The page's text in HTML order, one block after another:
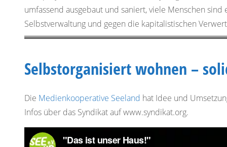
umfassend ausgebaut und saniert, viele Menschen
Selbstverwaltung und gegen die kapitalistischen
Selbstorganisiert wohnen –
Die Medienkooperative Seeland hat Idee und
Infos über das Syndikat auf www.syndikat.org.